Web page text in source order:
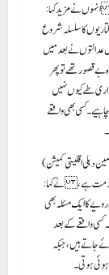
انہوں نے مزید کہا: “عام طور پر ایسے واقعات کے بعد
کا سلسلہ شروع
عدالتوں نے بعد میں
بے قصور تھے تو پھر
طے کیوں نہیں
کسی بھی واقعے
دہلی اقلیتی کمیشن)
نے کہا: “یہ افسوس ناک واقعہ ہے اور قابلِ مذمت ہے،
کا ایک مسئلہ بھی
کسی واقعے کے بعد
جاتے ہیں، جبکہ